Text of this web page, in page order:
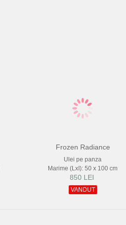
Frozen Radiance
Ulei pe panza
Marime (LxI): 50 x 100 cm
850 LEI
VANDUT